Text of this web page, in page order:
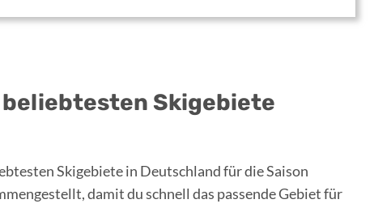
beliebtesten Skigebiete
Skigebiete in Deutschland für die Saison
damit du schnell das passende Gebiet für